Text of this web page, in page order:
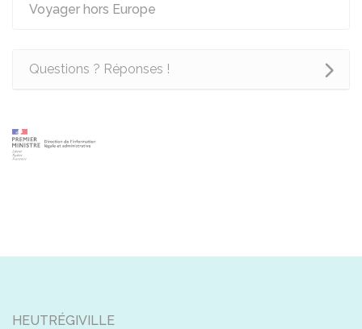
Voyager hors Europe
Questions ? Réponses !
HEUTRÉGIVILLE